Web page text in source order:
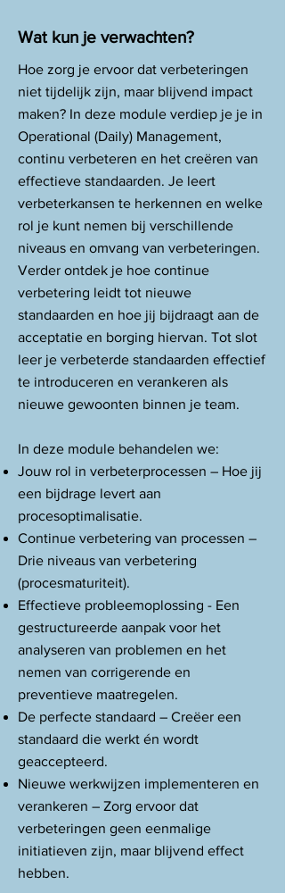
Wat kun je verwachten?
Hoe zorg je ervoor dat verbeteringen
niet tijdelijk zijn, maar blijvend impact
maken? In deze module verdiep je je in
Operational (Daily) Management,
continu verbeteren en het creëren van
effectieve standaarden. Je leert
verbeterkansen te herkennen en welke
rol je kunt nemen bij verschillende
niveaus en omvang van verbeteringen.
Verder ontdek je hoe continue
verbetering leidt tot nieuwe
standaarden en hoe jij bijdraagt aan de
acceptatie en borging hiervan. Tot slot
leer je verbeterde standaarden effectief
te introduceren en verankeren als
nieuwe gewoonten binnen je team.
In deze module behandelen we:
Jouw rol in verbeterprocessen – Hoe jij
een bijdrage levert aan
procesoptimalisatie.
Continue verbetering van processen –
Drie niveaus van verbetering
(procesmaturiteit).
Effectieve probleemoplossing - Een
gestructureerde aanpak voor het
analyseren van problemen en het
nemen van corrigerende en
preventieve maatregelen.
De perfecte standaard – Creëer een
standaard die werkt én wordt
geaccepteerd.
Nieuwe werkwijzen implementeren en
verankeren – Zorg ervoor dat
verbeteringen geen eenmalige
initiatieven zijn, maar blijvend effect
hebben.